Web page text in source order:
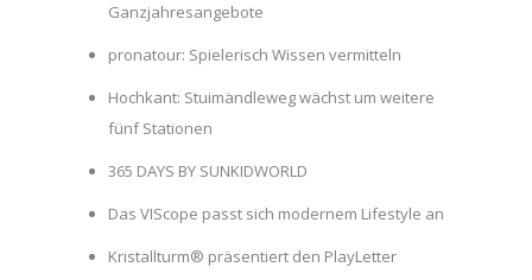
Ganzjahresangebote
pronatour: Spielerisch Wissen vermitteln
Hochkant: Stuimändleweg wächst um weitere
fünf Stationen
365 DAYS BY SUNKIDWORLD
Das VIScope passt sich modernem Lifestyle an
Kristallturm® präsentiert den PlayLetter